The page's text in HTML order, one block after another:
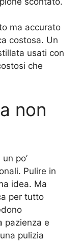
ma accurato
costosa. Un
usati con
che
non
po’
Pulire in
idea. Ma
per tutto
pazienza e
pulizia